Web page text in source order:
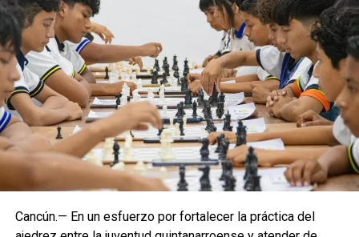
Cancún.— En un esfuerzo por fortalecer la práctica del